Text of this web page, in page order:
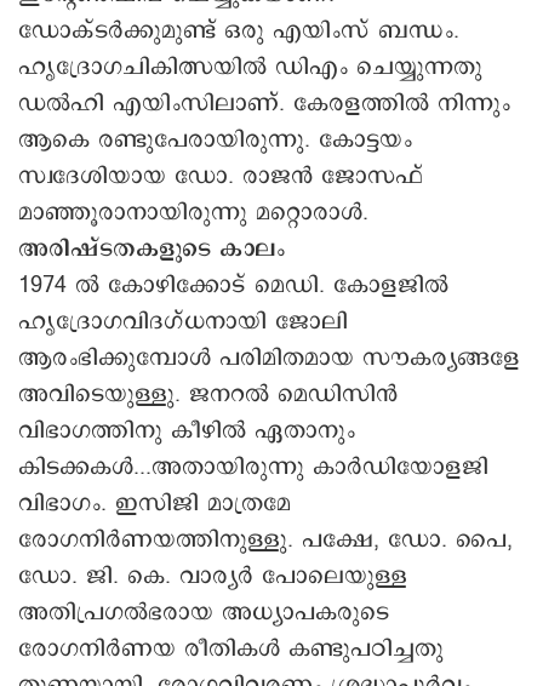
ഡോക്ടർക്കുമുണ്ട് ഒരു എയിംസ് ബന്ധം.
ഹൃദ്രോഗചികിത്സയിൽ ഡിഎം ചെയ്യുന്നതു
ഡൽഹി എയിംസിലാണ്. കേരളത്തിൽ നിന്നും
ആകെ രണ്ടുപേരായിരുന്നു. കോട്ടയം
സ്വദേശിയായ ഡോ. രാജൻ ജോസഫ്
മാഞ്ഞൂരാനായിരുന്നു മറ്റൊരാൾ.
അരിഷ്ടതകളുടെ കാലം
1974 ൽ കോഴിക്കോട് മെഡി. കോളജിൽ
ഹൃദ്രോഗവിദഗ്ധനായി ജോലി
ആരംഭിക്കുമ്പോൾ പരിമിതമായ സൗകര്യങ്ങളേ
അവിടെയുള്ളു. ജനറൽ മെഡിസിൻ
വിഭാഗത്തിനു കീഴിൽ ഏതാനും
കിടക്കകൾ...അതായിരുന്നു കാർഡിയോളജി
വിഭാഗം. ഇസിജി മാത്രമേ
രോഗനിർണയത്തിനുള്ളു. പക്ഷേ, ഡോ. പൈ,
ഡോ. ജി. കെ. വാര്യർ പോലെയുള്ള
അതിപ്രഗൽഭരായ അധ്യാപകരുടെ
രോഗനിർണയ രീതികൾ കണ്ടുപഠിച്ചതു